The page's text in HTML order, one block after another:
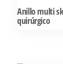
Anillo multi
quirúrgico